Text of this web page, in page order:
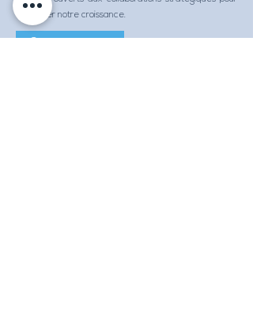
accélérer notre croissance.
Contactez-nous